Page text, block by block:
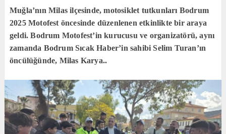
Muğla’nın Milas ilçesinde, motosiklet tutkunları Bodrum
2025 Motofest öncesinde düzenlenen etkinlikte bir araya
geldi. Bodrum Motofest’in kurucusu ve organizatörü, aynı
zamanda Bodrum Sıcak Haber’in sahibi Selim Turan’ın
öncülüğünde, Milas Karya..